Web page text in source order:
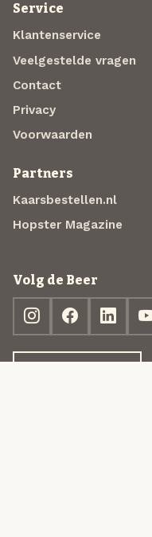
Service
Klantenservice
Veelgestelde vragen
Contact
Privacy
Voorwaarden
Partners
Kaarsbestellen.nl
Hopster Magazine
Volg de Beer